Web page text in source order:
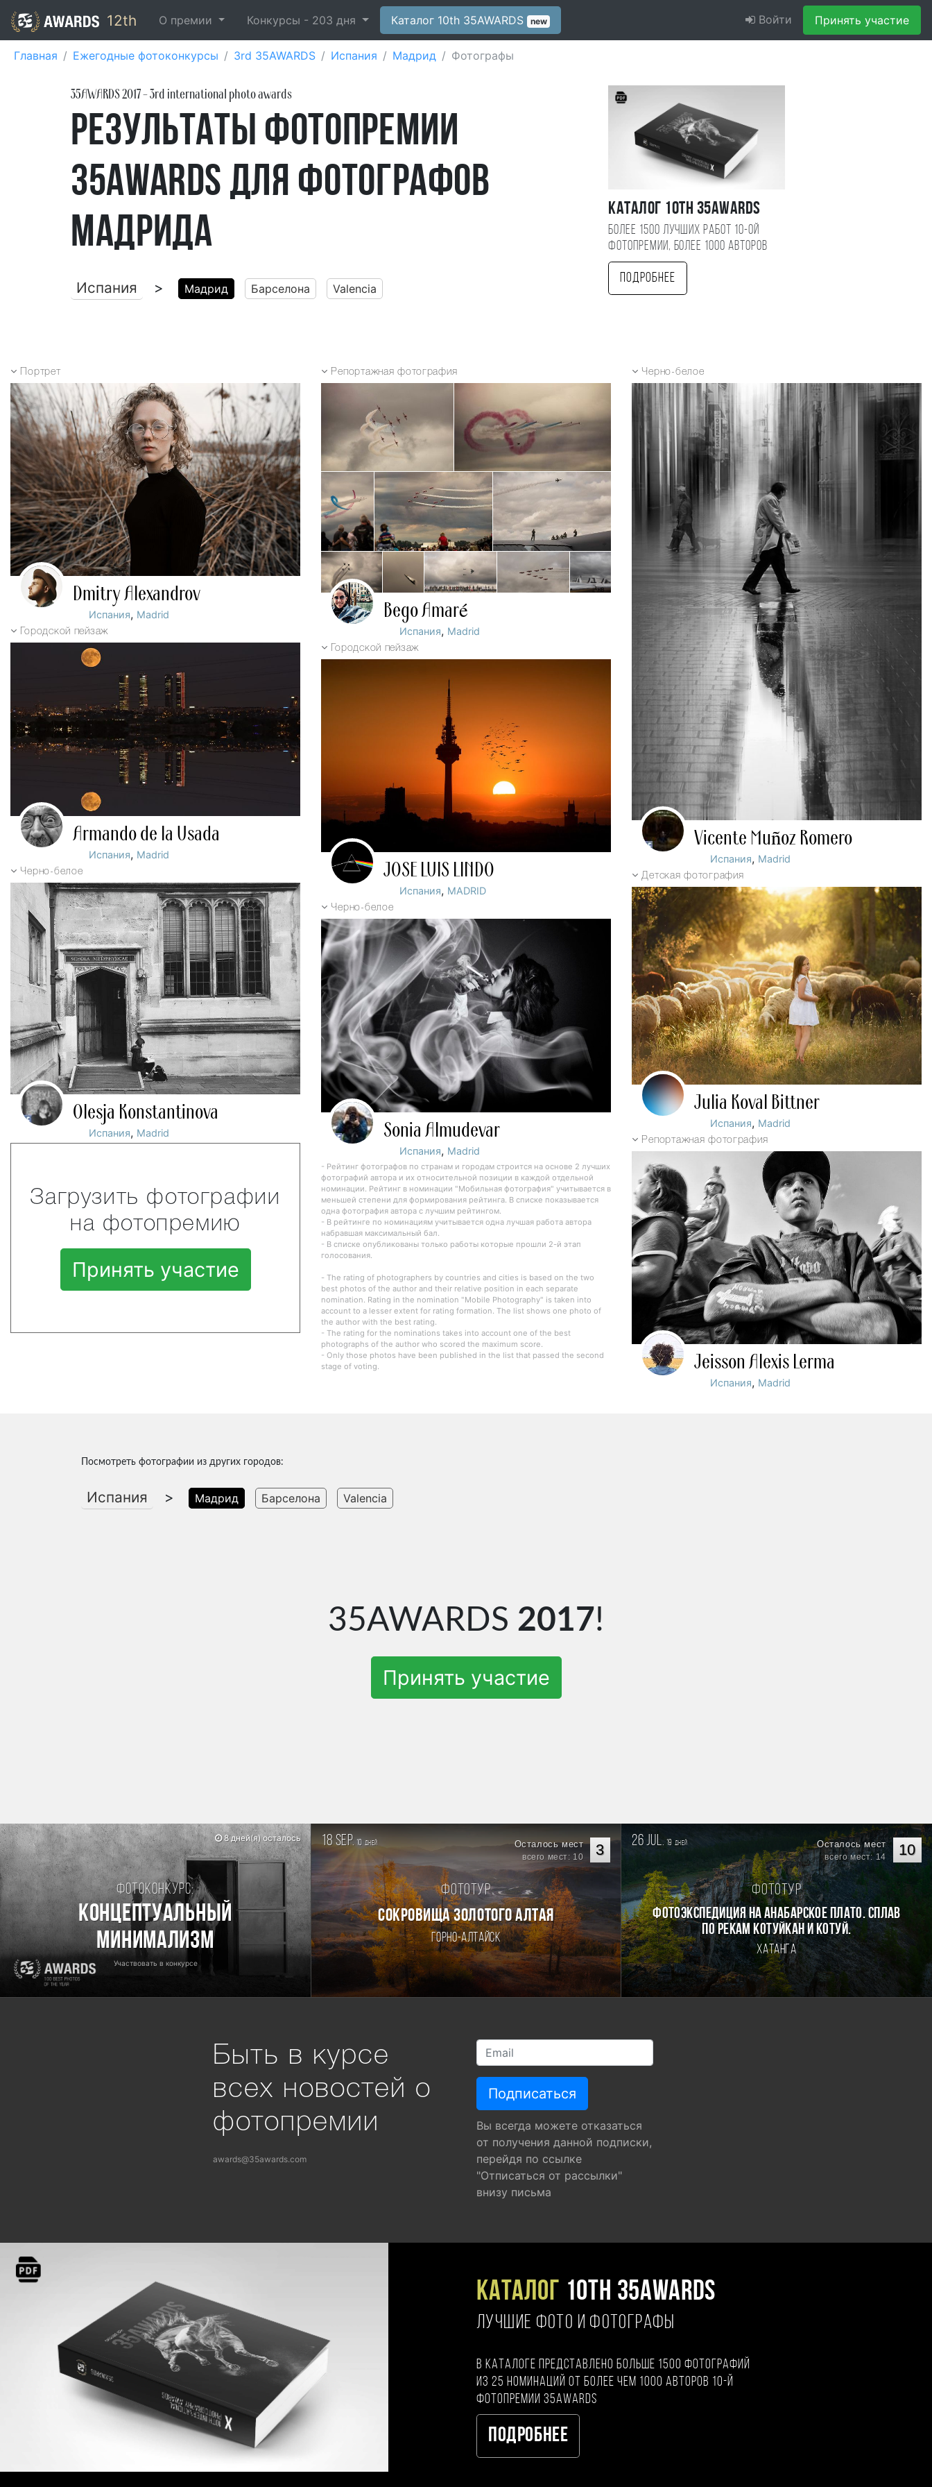
12th О премии Конкурсы - 203 дня Каталог 10th 35AWARDS new Войти Принять участие
Главная Ежегодные фотоконкурсы 3rd 35AWARDS Испания Мадрид Фотографы
35AWARDS2017- 3rd international photo awards
Результаты фотопремии
35AWARDS для фотографов
Мадрида
Испания > Мадрид Барселона Valencia
Каталог 10TH 35AWARDS
Более 1500 лучших работ 10-ой
фотопремии, более 1000 авторов
Подробнее
Портрет
Dmitry Alexandrov
Испания, Madrid
Городской пейзаж
Armando de la Usada
Испания, Madrid
Черно-белое
Olesja Konstantinova
Испания, Madrid
Загрузить фотографии
на фотопремию
Принять участие
Репортажная фотография
Bego Amaré
Испания, Madrid
Городской пейзаж
JOSE LUIS LINDO
Испания, MADRID
Черно-белое
Sonia Almudevar
Испания, Madrid
- Рейтинг фотографов по странам и городам строится на основе 2 лучших
фотографий автора и их относительной позиции в каждой отдельной
номинации. Рейтинг в номинации "Мобильная фотография" учитывается в
меньшей степени для формирования рейтинга. В списке показывается
одна фотография автора с лучшим рейтингом.
- В рейтинге по номинациям учитывается одна лучшая работа автора
набравшая максимальный бал.
- В списке опубликованы только работы которые прошли 2-й этап
голосования.
- The rating of photographers by countries and cities is based on the two
best photos of the author and their relative position in each separate
nomination. Rating in the nomination "Mobile Photography" is taken into
account to a lesser extent for rating formation. The list shows one photo of
the author with the best rating.
- The rating for the nominations takes into account one of the best
photographs of the author who scored the maximum score.
- Only those photos have been published in the list that passed the second
stage of voting.
Черно-белое
Vicente Muñoz Romero
Испания, Madrid
Детская фотография
Julia Koval Bittner
Испания, Madrid
Репортажная фотография
Jeisson Alexis Lerma
Испания, Madrid
Посмотреть фотографии из других городов:
Испания > Мадрид Барселона Valencia
35AWARDS 2017!
Принять участие
Фотоконкурс:
Концептуальный
минимализм
Участвовать в конкурсе
8 дней(я) осталось 18 sep. 10 дней 3
Осталось мест
всего мест: 10
Фототур
СОКРОВИЩА ЗОЛОТОГО АЛТАЯ
Горно-Алтайск
26 jul. 19 дней 10
Осталось мест
всего мест: 14
Фототур
Фотоэкспедиция на Анабарское плато. Сплав
по рекам Котуйкан и Котуй.
Хатанга
Быть в курсе
всех новостей о
фотопремии
awards@35awards.com
Вы всегда можете отказаться
от получения данной подписки,
перейдя по ссылке
"Отписаться от рассылки"
внизу письма
Каталог 10TH 35AWARDS
ЛУЧШИЕ ФОТО И ФОТОГРАФЫ
В каталоге представлено больше 1500 фотографий
из 25 номинаций от более чем 1000 авторов 10-й
фотопремии 35AWARDS
Подробнее